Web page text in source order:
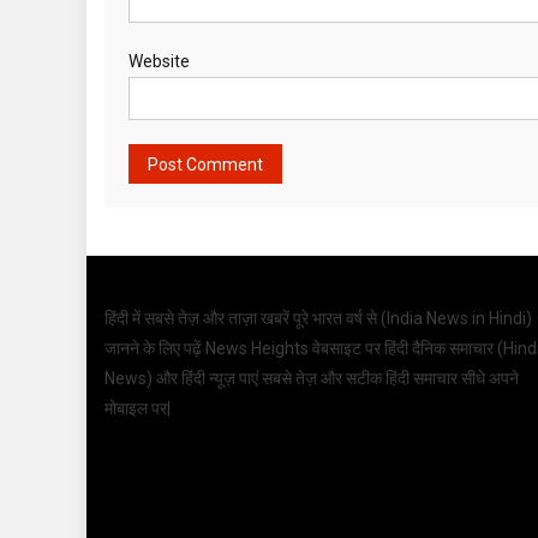
Website
हिंदी में सबसे तेज़ और ताज़ा खबरें पूरे भारत वर्ष से ( India News in Hindi)
जानने के लिए पढ़ें News Heights वेबसाइट पर हिंदी दैनिक समाचार (
News) और हिंदी न्यूज़ पाएं सबसे तेज़ और सटीक हिंदी समाचार सीधे अपने
मोबाइल पर|